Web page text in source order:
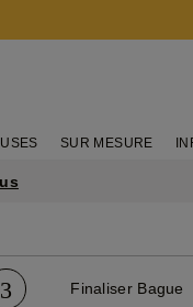
SUR MESURE
3 Finaliser Bague